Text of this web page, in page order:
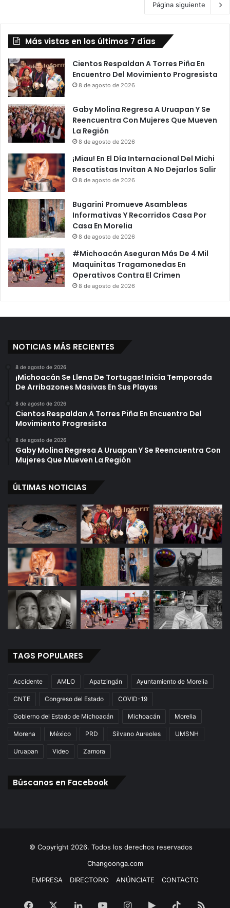
Página siguiente
Más vistas en los últimos 7 días
Cientos Respaldan A Torres Piña En
Encuentro Del Movimiento Progresista
8 de agosto de 2026
Gaby Molina Regresa A Uruapan Y Se
Reencuentra Con Mujeres Que Mueven
La Región
8 de agosto de 2026
¡Miau! En El Día Internacional Del Michi
Rescatistas Invitan A No Dejarlos Salir
8 de agosto de 2026
Bugarini Promueve Asambleas
Informativas Y Recorridos Casa Por
Casa En Morelia
8 de agosto de 2026
#Michoacán Aseguran Más De 4 Mil
Maquinitas Tragamonedas En
Operativos Contra El Crimen
8 de agosto de 2026
NOTICIAS MÁS RECIENTES
8 de agosto de 2026
¡Michoacán Se Llena De Tortugas! Inicia Temporada
De Arribazones Masivas En Sus Playas
8 de agosto de 2026
Cientos Respaldan A Torres Piña En Encuentro Del
Movimiento Progresista
8 de agosto de 2026
Gaby Molina Regresa A Uruapan Y Se Reencuentra Con
Mujeres Que Mueven La Región
ÚLTIMAS NOTICIAS
TAGS POPULARES
Accidente AMLO Apatzingán Ayuntamiento de Morelia
CNTE Congreso del Estado COVID-19
Gobierno del Estado de Michoacán Michoacán Morelia
Morena México PRD Silvano Aureoles UMSNH
Uruapan Video Zamora
Búscanos en Facebook
© Copyright 2026. Todos los derechos reservados
Changoonga.com
EMPRESA
DIRECTORIO ANÚNCIATE CONTACTO
Facebook LinkedInYouTubeInstagram
Google TikTok